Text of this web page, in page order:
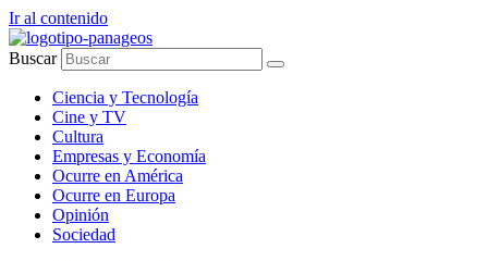
Ir al contenido
Buscar
Ciencia y Tecnología
Cine y TV
Cultura
Empresas y Economía
Ocurre en América
Ocurre en Europa
Opinión
Sociedad